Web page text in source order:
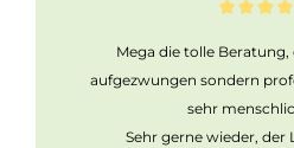
Mega die tolle
aufgezwungen sondern
sehr
Sehr gerne wieder, der